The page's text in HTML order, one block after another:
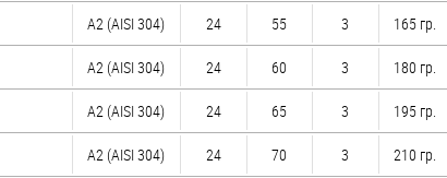
А2 (AISI 304) 24 55 3 165 гр.
А2 (AISI 304) 24 60 3 180 гр.
А2 (AISI 304) 24 65 3 195 гр.
А2 (AISI 304) 24 70 3 210 гр.